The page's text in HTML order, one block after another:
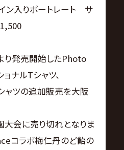
入りポートレート サ
り発売開始したPhoto
ナルTシャツ、
ツの追加販売を大阪
会に売り切れとなりま
コラボ梅仁丹のど飴の